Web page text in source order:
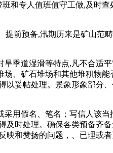
专人值班值守工做,及时查
前预备,汛期历来是矿山范
季道湿滑等特点,凡不合适
、矿石堆场和其他堆积物能
妥帖处理。景象形象部分、
用假名、笔名；写信人该当
及时处理。确保各类预备齐
映和赞扬的问题，、已理或